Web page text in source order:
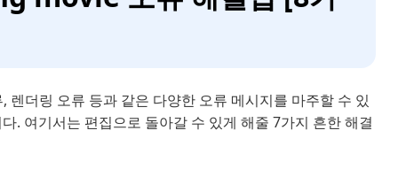
더링 오류 등과 같은 다양한 오류 메시지를 마주할 수 있
. 여기서는 편집으로 돌아갈 수 있게 해줄 7가지 흔한 해결